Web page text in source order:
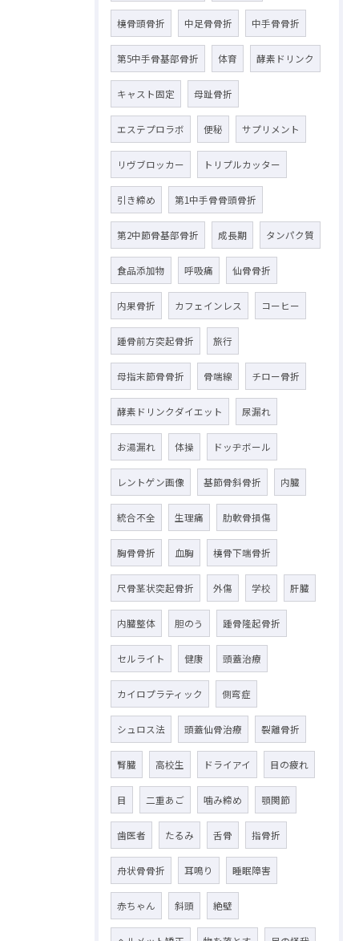
橈骨頭骨折 中足骨骨折 中手骨骨折
第5中手骨基部骨折 体育 酵素ドリンク
キャスト固定 母趾骨折
エステプロラボ 便秘 サプリメント
リヴブロッカー トリプルカッター
引き締め 第1中手骨骨頭骨折
第2中節骨基部骨折 成長期 タンパク質
食品添加物 呼吸痛 仙骨骨折
内果骨折 カフェインレス コーヒー
踵骨前方突起骨折 旅行
母指末節骨骨折 骨端線 チロー骨折
酵素ドリンクダイエット 尿漏れ
お湯漏れ 体操 ドッヂボール
レントゲン画像 基節骨斜骨折 内臓
統合不全 生理痛 肋軟骨損傷
胸骨骨折 血胸 橈骨下端骨折
尺骨茎状突起骨折 外傷 学校 肝臓
内臓整体 胆のう 踵骨隆起骨折
セルライト 健康 頭蓋治療
カイロプラティック 側弯症
シュロス法 頭蓋仙骨治療 裂離骨折
腎臓 高校生 ドライアイ 目の疲れ
目 二重あご 噛み締め 顎関節
歯医者 たるみ 舌骨 指骨折
舟状骨骨折 耳鳴り 睡眠障害
赤ちゃん 斜頭 絶壁